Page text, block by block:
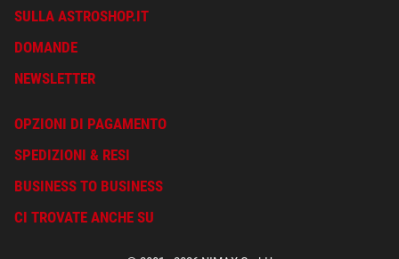
SULLA ASTROSHOP.IT
DOMANDE
NEWSLETTER
OPZIONI DI PAGAMENTO
SPEDIZIONI & RESI
BUSINESS TO BUSINESS
CI TROVATE ANCHE SU